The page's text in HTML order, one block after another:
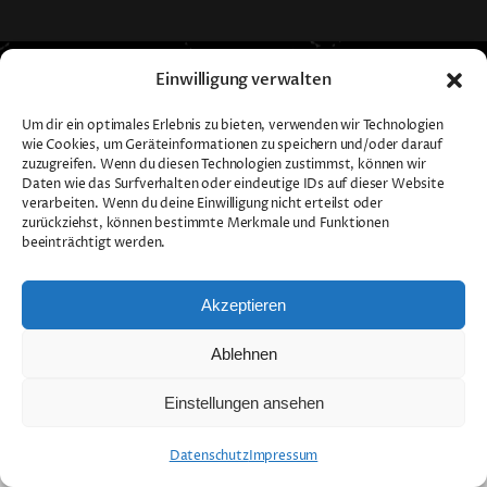
Einwilligung verwalten
Um dir ein optimales Erlebnis zu bieten, verwenden wir Technologien
wie Cookies, um Geräteinformationen zu speichern und/oder darauf
zuzugreifen. Wenn du diesen Technologien zustimmst, können wir
Daten wie das Surfverhalten oder eindeutige IDs auf dieser Website
verarbeiten. Wenn du deine Einwilligung nicht erteilst oder
zurückziehst, können bestimmte Merkmale und Funktionen
beeinträchtigt werden.
Akzeptieren
Ablehnen
Einstellungen ansehen
DatenschutzImpressum
Toggle
Navigation
Impressum